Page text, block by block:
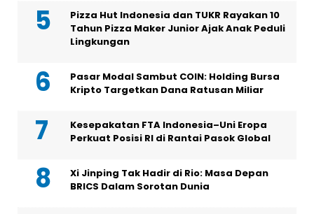
Pizza Hut Indonesia dan TUKR Rayakan 10
Tahun Pizza Maker Junior Ajak Anak Peduli
Lingkungan
Pasar Modal Sambut COIN: Holding Bursa
Kripto Targetkan Dana Ratusan Miliar
Kesepakatan FTA Indonesia–Uni Eropa
Perkuat Posisi RI di Rantai Pasok Global
Xi Jinping Tak Hadir di Rio: Masa Depan
BRICS Dalam Sorotan Dunia